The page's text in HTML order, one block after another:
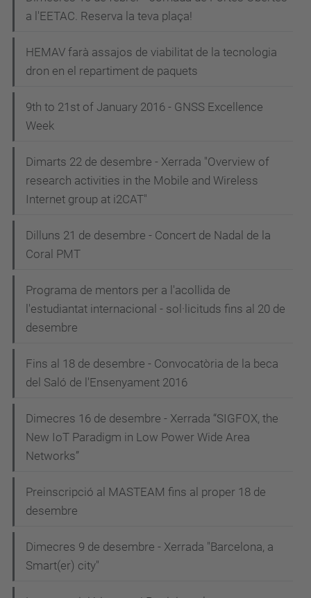
a l'EETAC. Reserva la teva plaça!
HEMAV farà assajos de viabilitat de la tecnologia
dron en el repartiment de paquets
9th to 21st of January 2016 - GNSS Excellence
Week
Dimarts 22 de desembre - Xerrada "Overview of
research activities in the Mobile and Wireless
Internet group at i2CAT"
Dilluns 21 de desembre - Concert de Nadal de la
Coral PMT
Programa de mentors per a l'acollida de
l'estudiantat internacional - sol·licituds fins al 20 de
desembre
Fins al 18 de desembre - Convocatòria de la beca
del Saló de l'Ensenyament 2016
Dimecres 16 de desembre - Xerrada “SIGFOX, the
New IoT Paradigm in Low Power Wide Area
Networks”
Preinscripció al MASTEAM fins al proper 18 de
desembre
Dimecres 9 de desembre - Xerrada "Barcelona, a
Smart(er) city"